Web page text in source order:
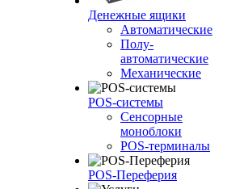
Денежные ящики
Автоматические
Полу-
автоматические
Механические
POS-системы
Сенсорные
моноблоки
POS-терминалы
POS-Переферия